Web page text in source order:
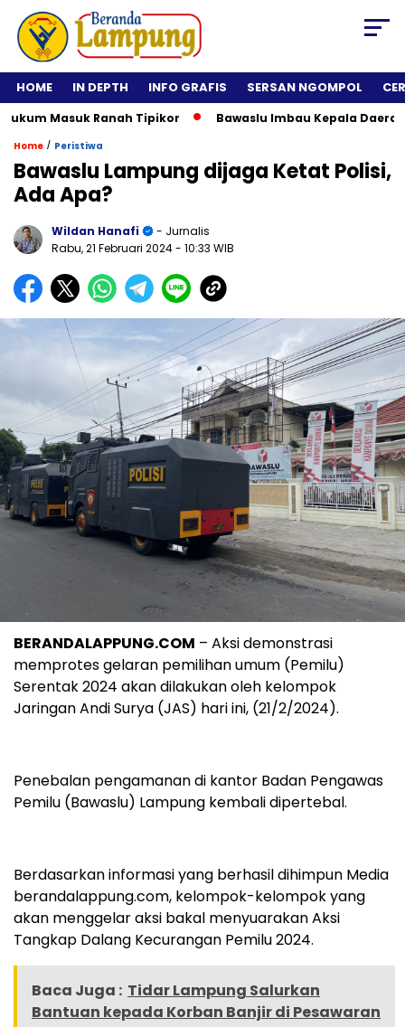
HOME IN DEPTH INFO GRAFIS SERSAN NGOMPOL
Masuk Ranah Tipikor Bawaslu Imbau Kepala Daerah
Home / Peristiwa
Bawaslu Lampung dijaga Ketat Polisi,
Ada Apa?
Wildan Hanafi
- Jurnalis
Rabu, 21 Februari 2024- 10:33 WIB
BERANDALAPPUNG.COM – Aksi demonstrasi
memprotes gelaran pemilihan umum (Pemilu)
Serentak 2024 akan dilakukan oleh kelompok
Jaringan Andi Surya (JAS) hari ini, (21/2/2024).
Penebalan pengamanan di kantor Badan Pengawas
Pemilu (Bawaslu) Lampung kembali dipertebal.
Berdasarkan informasi yang berhasil dihimpun Media
berandalappung.com, kelompok-kelompok yang
akan menggelar aksi bakal menyuarakan Aksi
Tangkap Dalang Kecurangan Pemilu 2024.
Baca Juga : Tidar Lampung Salurkan
Bantuan kepada Korban Banjir di Pesawaran